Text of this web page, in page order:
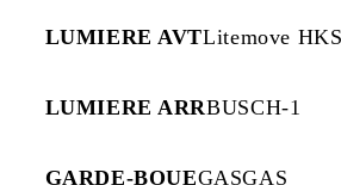
LUMIERE AVTLitemove
LUMIERE ARRBUSCH-1
GARDE-BOUEGASGAS